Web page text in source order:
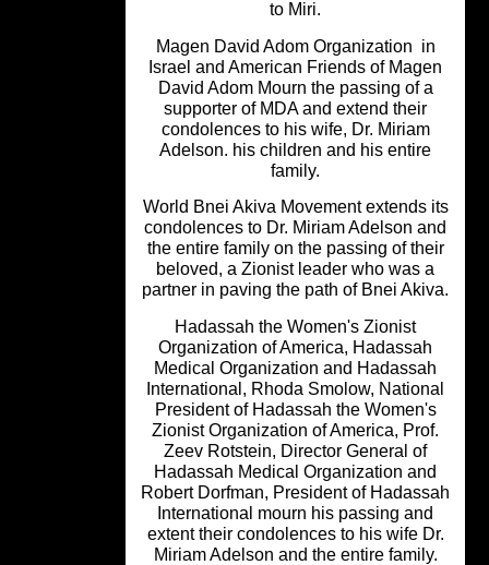
Magen David Adom Organization
Israel and American Friends of
David Adom Mourn the passing of a
supporter of MDA and extend their
condolences to his wife, Dr. Miriam
Adelson. his children and his entire
World Bnei Akiva Movement extends
condolences to Dr. Miriam Adelson
the entire family on the passing of
beloved, a Zionist leader who was
partner in paving the path of Bnei
Hadassah the Women's Zionist
Organization of America, Hadassah
Medical Organization and
International, Rhoda Smolow,
President of Hadassah the
Zionist Organization of America,
Zeev Rotstein, Director General of
Hadassah Medical Organization
Robert Dorfman, President of
International mourn his passing
extent their condolences to his wife
Miriam Adelson and the entire